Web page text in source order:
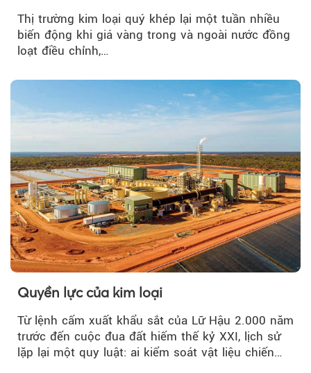
Thị trường kim loại quý khép lại một tuần nhiều
biến động khi giá vàng trong và ngoài nước đồng
loạt điều chỉnh,…
Quyền lực của kim loại
Từ lệnh cấm xuất khẩu sắt của Lữ Hậu 2.000 năm
trước đến cuộc đua đất hiếm thế kỷ XXI, lịch sử
lặp lại một quy luật: ai kiểm soát vật liệu chiến